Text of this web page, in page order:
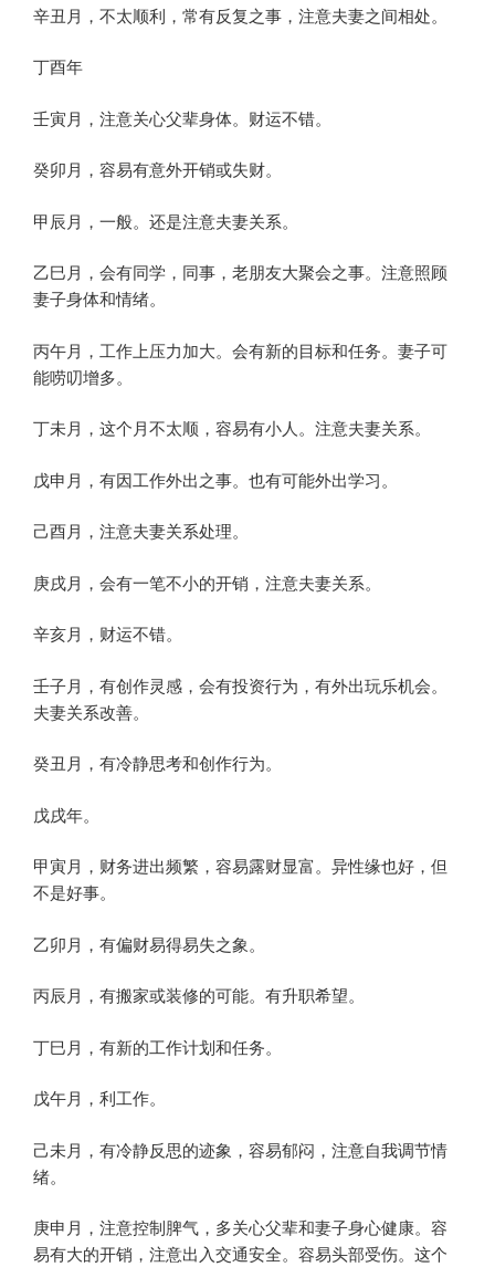
辛丑月，不太顺利，常有反复之事，注意夫妻之间相处。
丁酉年
壬寅月，注意关心父辈身体。财运不错。
癸卯月，容易有意外开销或失财。
甲辰月，一般。还是注意夫妻关系。
乙巳月，会有同学，同事，老朋友大聚会之事。注意照顾
妻子身体和情绪。
丙午月，工作上压力加大。会有新的目标和任务。妻子可
能唠叨增多。
丁未月，这个月不太顺，容易有小人。注意夫妻关系。
戊申月，有因工作外出之事。也有可能外出学习。
己酉月，注意夫妻关系处理。
庚戌月，会有一笔不小的开销，注意夫妻关系。
辛亥月，财运不错。
壬子月，有创作灵感，会有投资行为，有外出玩乐机会。
夫妻关系改善。
癸丑月，有冷静思考和创作行为。
戊戌年。
甲寅月，财务进出频繁，容易露财显富。异性缘也好，但
不是好事。
乙卯月，有偏财易得易失之象。
丙辰月，有搬家或装修的可能。有升职希望。
丁巳月，有新的工作计划和任务。
戊午月，利工作。
己未月，有冷静反思的迹象，容易郁闷，注意自我调节情
绪。
庚申月，注意控制脾气，多关心父辈和妻子身心健康。容
易有大的开销，注意出入交通安全。容易头部受伤。这个